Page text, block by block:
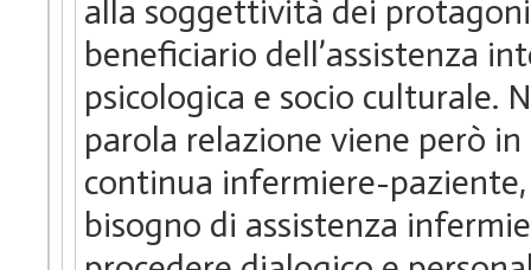
alla soggettività dei
beneficiario dell’assistenza
psicologica e socio culturale.
parola relazione viene però
continua infermiere-
bisogno di assistenza